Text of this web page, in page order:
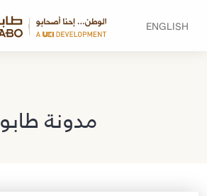
ENGLISH
مدونة طابو